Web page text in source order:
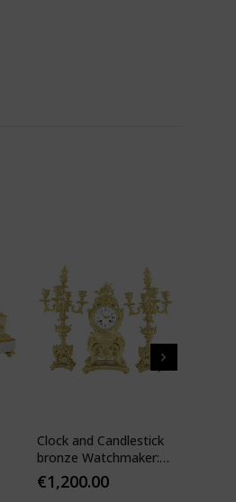
Clock and Candlestick
bronze Watchmaker:
Mougin
€1,200.00